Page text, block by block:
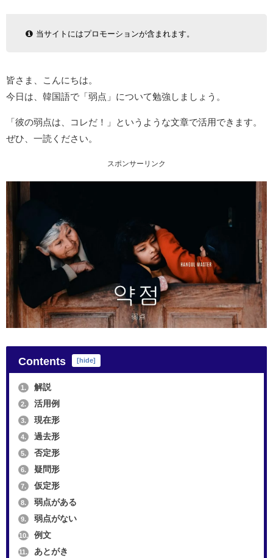
当サイトにはプロモーションが含まれます。
皆さま、こんにちは。
今日は、韓国語で「弱点」について勉強しましょう。
「彼の弱点は、コレだ！」というような文章で活用できます。
ぜひ、一読ください。
スポンサーリンク
Contents [hide]
1. 解説
2. 活用例
3. 現在形
4. 過去形
5. 否定形
6. 疑問形
7. 仮定形
8. 弱点がある
9. 弱点がない
10. 例文
11. あとがき